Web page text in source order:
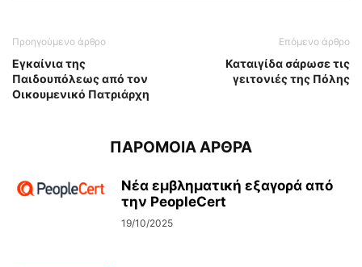
Προηγούμενο άρθρο
Eγκαίνια της
Παιδουπόλεως από τον
Οικουμενικό Πατριάρχη
Επόμενο άρθρο
Καταιγίδα σάρωσε τις
γειτoνιές της Πόλης
ΠΑΡΟΜΟΙΑ ΑΡΘΡΑ
Νέα εμβληματική εξαγορά από
την PeopleCert
19/10/2025